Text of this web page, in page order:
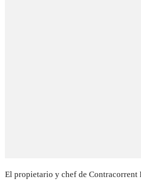
El propietario y chef de Contracorrent